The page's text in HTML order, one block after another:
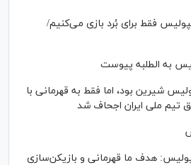
فقط برای بُرد بازی می‌کنیم/
به الطلبه پیوست
شیرین بود، اما فقط به قهرمانی با
تیم ملی ایران اجحاف شد
هدف ما قهرمانی و بازیکن‌سازی